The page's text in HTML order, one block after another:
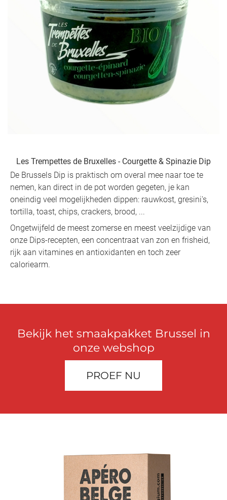
Les Trempettes de Bruxelles - Courgette & Spinazie Dip
De Brussels Dip is praktisch om overal mee naar toe te
nemen, kan direct in de pot worden gegeten, je kan
oneindig veel mogelijkheden dippen: rauwkost, gresini's,
tortilla, toast, chips, crackers, brood, ...
Ongetwijfeld de meest zomerse en meest veelzijdige van
onze Dips-recepten, een concentraat van zon en frisheid,
rijk aan vitamines en antioxidanten en toch zeer
caloriearm.
Bekijk het smaakpakket Brussel in
onze webshop
PROEF NU